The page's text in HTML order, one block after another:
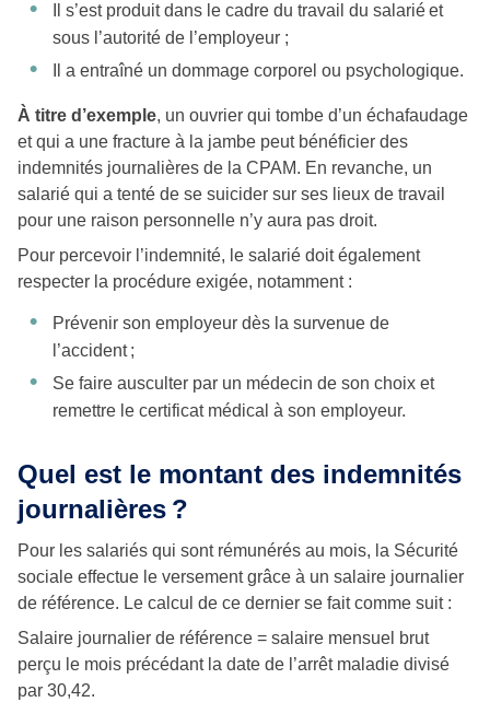
Il s’est produit dans le cadre du travail du salarié et
sous l’autorité de l’employeur ;
Il a entraîné un dommage corporel ou psychologique.
À titre d’exemple, un ouvrier qui tombe d’un échafaudage
et qui a une fracture à la jambe peut bénéficier des
indemnités journalières de la CPAM. En revanche, un
salarié qui a tenté de se suicider sur ses lieux de travail
pour une raison personnelle n’y aura pas droit.
Pour percevoir l’indemnité, le salarié doit également
respecter la procédure exigée, notamment :
Prévenir son employeur dès la survenue de
l’accident ;
Se faire ausculter par un médecin de son choix et
remettre le certificat médical à son employeur.
Quel est le montant des indemnités
journalières ?
Pour les salariés qui sont rémunérés au mois, la Sécurité
sociale effectue le versement grâce à un salaire journalier
de référence. Le calcul de ce dernier se fait comme suit :
Salaire journalier de référence = salaire mensuel brut
perçu le mois précédant la date de l’arrêt maladie divisé
par 30,42.